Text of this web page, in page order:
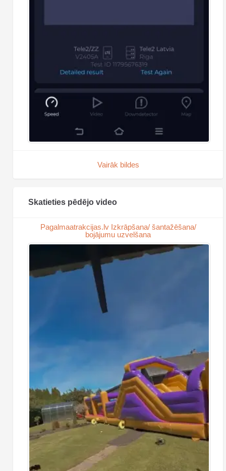
Vairāk bildes
Skatieties pēdējo video
Pagalmaatrakcijas.lv Izkrāpšana/ šantažēšana/
bojājumu uzvelšana